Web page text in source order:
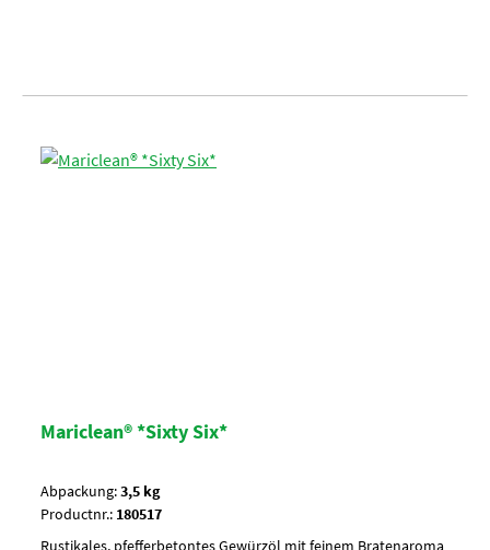
Mariclean® *Sixty Six*
Abpackung:3,5 kg
Productnr.: 180517
Rustikales, pfefferbetontes Gewürzöl mit feinem Bratenaroma